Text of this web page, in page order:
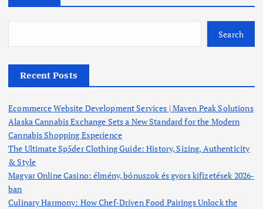
Search
Recent Posts
Ecommerce Website Development Services | Maven Peak Solutions
Alaska Cannabis Exchange Sets a New Standard for the Modern
Cannabis Shopping Experience
The Ultimate Sp5der Clothing Guide: History, Sizing, Authenticity
& Style
Magyar Online Casino: élmény, bónuszok és gyors kifizetések 2026-
ban
Culinary Harmony: How Chef-Driven Food Pairings Unlock the